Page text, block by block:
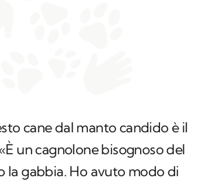
cane dal manto candido è il
un cagnolone bisognoso del
la gabbia. Ho avuto modo di